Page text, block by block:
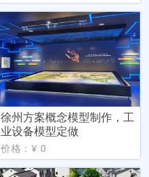
徐州方案概念模型制作，工
业设备模型定做
价格：¥ 0